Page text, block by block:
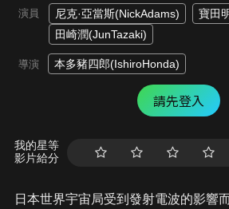
演員 尼克·亞當斯(NickAdams)
寶田
田崎潤(JunTazaki)
導演 本多豬四郎(IshiroHonda)
請先登入
我的星等
影片給分
日本世界宇宙局受到發射電波的影響